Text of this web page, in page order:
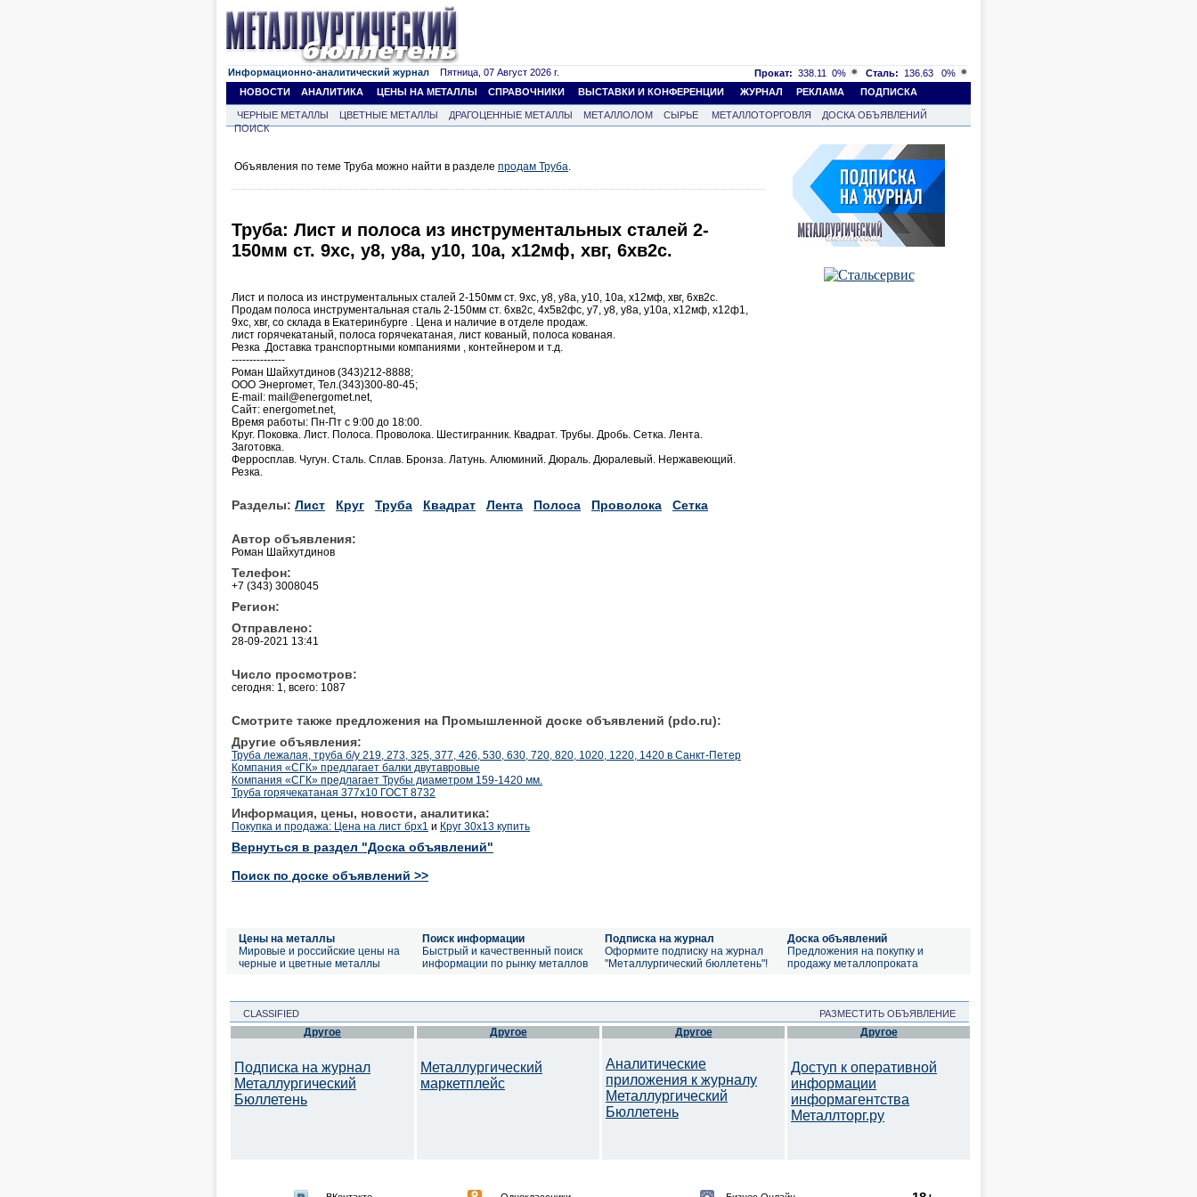
Информационно-аналитический журнал Пятница, 07 Август 2026 г. Прокат: 338.11 0% Сталь: 136.63
0%
НОВОСТИ
АНАЛИТИКА ЦЕНЫ НА МЕТАЛЛЫ СПРАВОЧНИКИ ВЫСТАВКИ И КОНФЕРЕНЦИИ ЖУРНАЛ РЕКЛАМА ПОДПИСКА
ЧЕРНЫЕ МЕТАЛЛЫ ЦВЕТНЫЕ МЕТАЛЛЫ ДРАГОЦЕННЫЕ МЕТАЛЛЫ МЕТАЛЛОЛОМ СЫРЬЕ МЕТАЛЛОТОРГОВЛЯ
ДОСКА ОБЪЯВЛЕНИЙ
ПОИСК
Объявления по теме Труба можно найти в разделе продам Труба.
Труба: Лист и полоса из инструментальных сталей 2-
150мм ст. 9хс, у8, у8а, у10, 10а, х12мф, хвг, 6хв2с.
Лист и полоса из инструментальных сталей 2-150мм ст. 9хс, у8, у8а, у10, 10а, х12мф, хвг, 6хв2с.
Продам полоса инструментальная сталь 2-150мм ст. 6хв2с, 4х5в2фс, у7, у8, у8а, у10а, х12мф, х12ф1,
9хс, хвг, со склада в Екатеринбурге . Цена и наличие в отделе продаж.
лист горячекатаный, полоса горячекатаная, лист кованый, полоса кованая.
Резка .Доставка транспортными компаниями , контейнером и т.д.
---------------
Роман Шайхутдинов (343)212-8888;
ООО Энергомет, Тел.(343)300-80-45;
Е-mail: mail@energomet.net,
Сайт: energomet.net,
Время работы: Пн-Пт с 9:00 до 18:00.
Круг. Поковка. Лист. Полоса. Проволока. Шестигранник. Квадрат. Трубы. Дробь. Сетка. Лента.
Заготовка.
Ферросплав. Чугун. Сталь. Сплав. Бронза. Латунь. Алюминий. Дюраль. Дюралевый. Нержавеющий.
Резка.
Разделы: Лист Круг Труба Квадрат Лента Полоса Проволока Сетка
Автор объявления:
Роман Шайхутдинов
Телефон:
+7 (343) 3008045
Регион:
Отправлено:
28-09-2021 13:41
Число просмотров:
сегодня: 1, всего: 1087
Смотрите также предложения на Промышленной доске объявлений (pdo.ru):
Другие объявления:
Труба лежалая, труба б/у 219, 273, 325, 377, 426, 530, 630, 720, 820, 1020, 1220, 1420 в Санкт-Петер
Компания «СГК» предлагает балки двутавровые
Компания «СГК» предлагает Трубы диаметром 159-1420 мм.
Труба горячекатаная 377х10 ГОСТ 8732
Информация, цены, новости, аналитика:
Покупка и продажа: Цена на лист брх1 и Круг 30х13 купить
Вернуться в раздел "Доска объявлений"
Поиск по доске объявлений >>
Цены на металлы
Мировые и российские цены на
черные и цветные металлы
Поиск информации
Быстрый и качественный поиск
информации по рынку металлов
Подписка на журнал
Оформите подписку на журнал
"Металлургический бюллетень"!
Доска объявлений
Предложения на покупку и
продажу металлопроката
CLASSIFIED РАЗМЕСТИТЬ ОБЪЯВЛЕНИЕ
Другое
Подписка на журнал
Металлургический
Бюллетень
Другое
Металлургический
маркетплейс
Другое
Аналитические
приложения к журналу
Металлургический
Бюллетень
Другое
Доступ к оперативной
информации
информагентства
Металлторг.ру